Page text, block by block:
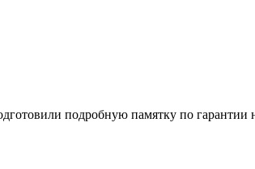
подробную памятку по гарантии